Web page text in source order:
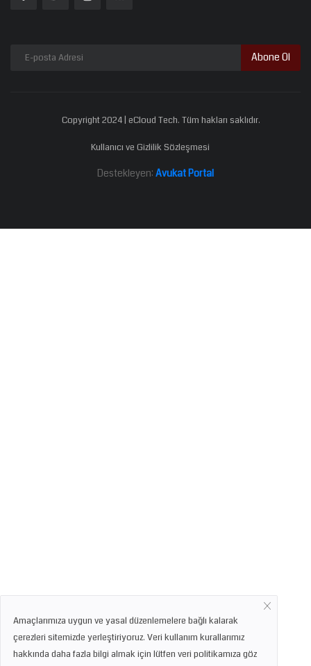
Abone Ol
Copyright 2024 | eCloud Tech. Tüm hakları saklıdır.
Kullanıcı ve Gizlilik Sözleşmesi
Destekleyen: Avukat Portal
Amaçlarımıza uygun ve yasal düzenlemelere bağlı kalarak
çerezleri sitemizde yerleştiriyoruz. Veri kullanım kurallarımız
hakkında daha fazla bilgi almak için lütfen veri politikamıza göz